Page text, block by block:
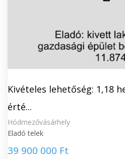
Kivételes lehetőség: 1,18
érté...
Hódmezővásárhely
Eladó telek
39 900 000 Ft